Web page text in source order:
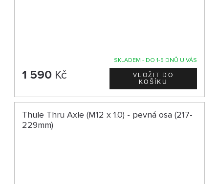
SKLADEM - DO 1-5 DNŮ U VÁS
1 590 Kč
Thule Thru Axle (M12 x 1.0) - pevná osa (217-
229mm)